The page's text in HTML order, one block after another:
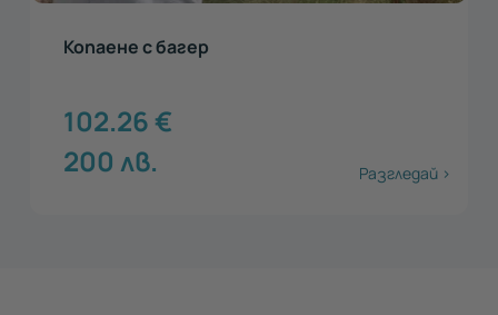
Копаене с багер
102.26€
200 лв. Разгледай >